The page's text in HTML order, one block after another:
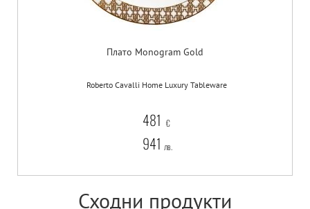
Плато Monogram Gold
Roberto Cavalli Home Luxury Tableware
481 €
941 лв.
Сходни продукти